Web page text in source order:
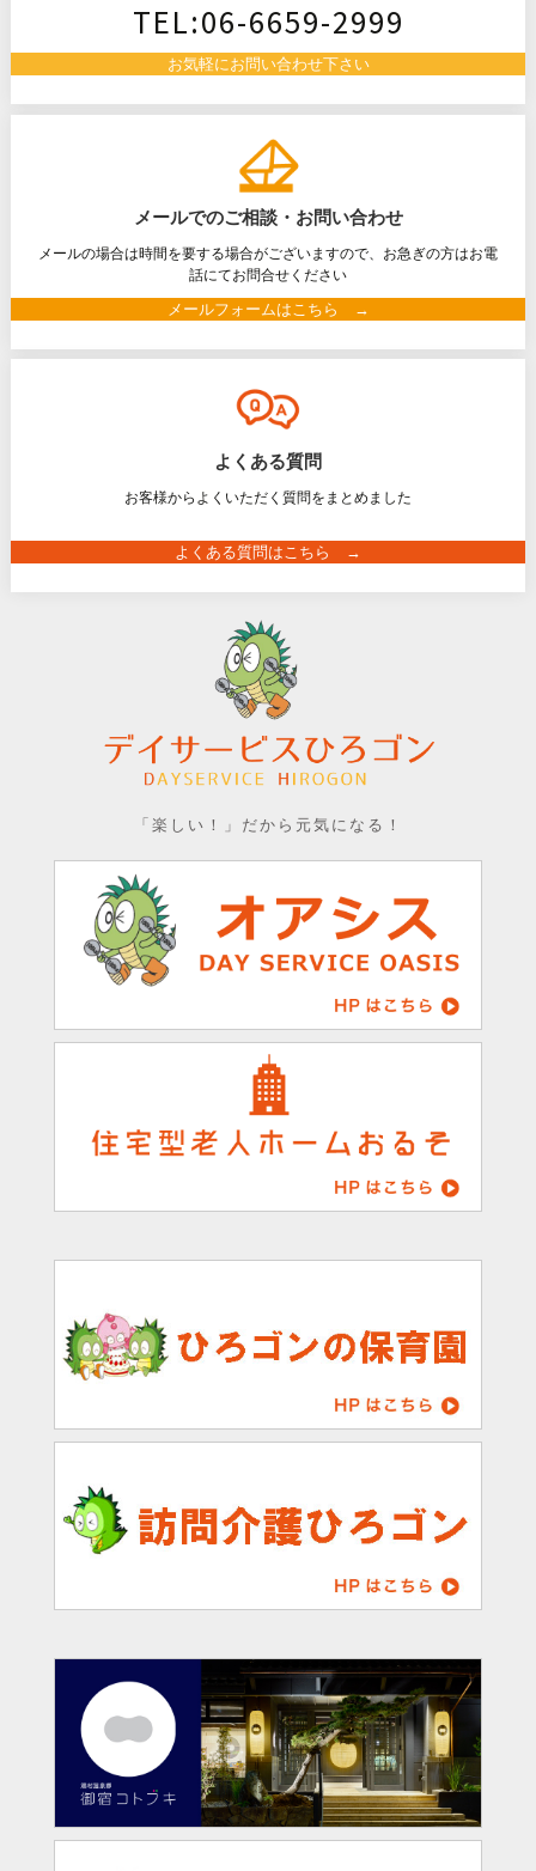
シ
TEL:06-6659-2999
お気軽にお問い合わせ下さい
メールでのご相談・お問い合わせ
メールの場合は時間を要する場合がございますので、お急ぎの方はお電
話にてお問合せください
メールフォームはこちら →
よくある質問
お客様からよくいただく質問をまとめました
よくある質問はこちら →
「楽しい！」だから元気になる！